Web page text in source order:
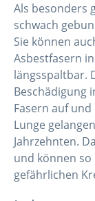
Als besonders
schwach
Sie können
Asbestfasern
längsspaltbar.
Beschädigung
Fasern auf
Lunge
Jahrzehnten.
und können so
gefährlichen